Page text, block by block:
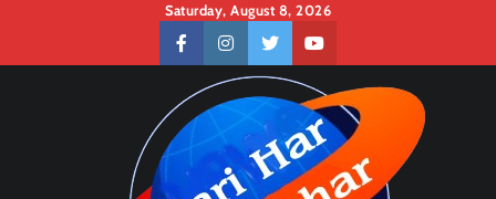
content
Saturday, August 8, 2026
facebookinstagramtwitteryoutube